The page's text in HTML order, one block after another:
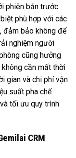
phiên bản trước.
phù hợp với các
đảm bảo không để
nghiệm người
cũng hưởng
không cần mất thời
gian và chi phí vận
suất pha chế
tối ưu quy trình
CRM